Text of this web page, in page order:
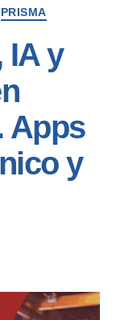
PRISMA
IA y
Apps
y